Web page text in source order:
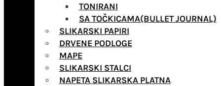
TONIRANI
SA TOČKICAMA(BULLET JOURNAL)
SLIKARSKI PAPIRI
DRVENE PODLOGE
MAPE
SLIKARSKI STALCI
NAPETA SLIKARSKA PLATNA